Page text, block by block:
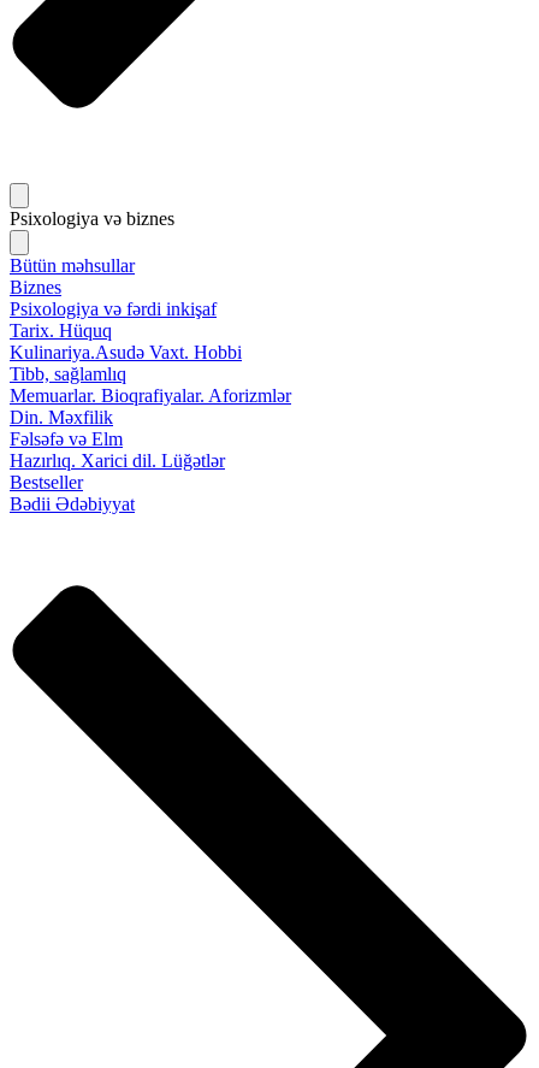
Psixologiya və biznes
Bütün məhsullar
Biznes
Psixologiya və fərdi inkişaf
Tarix. Hüquq
Kulinariya.Asudə Vaxt. Hobbi
Tibb, sağlamlıq
Memuarlar. Bioqrafiyalar. Aforizmlər
Din. Məxfilik
Fəlsəfə və Elm
Hazırlıq. Xarici dil. Lüğətlər
Bestseller
Bədii Ədəbiyyat